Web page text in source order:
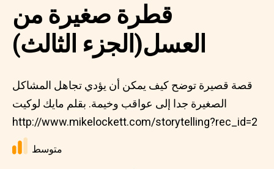
قطرة صغيرة من
العسل(الجزء الثالث)
قصة قصيرة توضح كيف يمكن أن يؤدي تجاهل المشاكل
الصغيرة جدا إلى عواقب وخيمة. بقلم مايك لوكيت
http://www.mikelockett.com/storytelling?rec_id=2
متوسط